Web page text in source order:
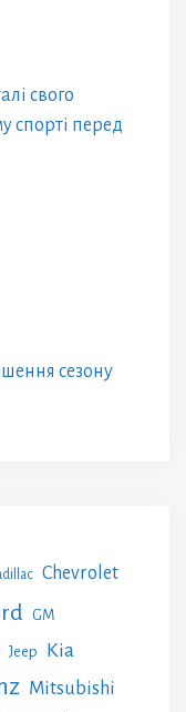
свого
спорті перед
сезону
Chevrolet
GM
Jeep Kia
Mitsubishi